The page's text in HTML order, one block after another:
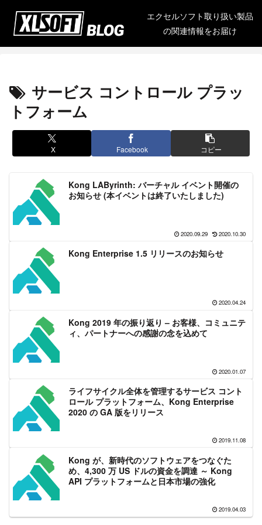
エクセルソフト取り扱い製品
の関連情報をお届け
サービス コントロール プラッ
トフォーム
X Facebook コピー
Kong LAByrinth: バーチャル イベント開催の
お知らせ (本イベントは終了いたしました)
2020.09.29 2020.10.30
Kong Enterprise 1.5 リリースのお知らせ
2020.04.24
Kong 2019 年の振り返り – お客様、コミュニテ
ィ、パートナーへの感謝の念を込めて
2020.01.07
ライフサイクル全体を管理するサービス コント
ロール プラットフォーム、Kong Enterprise
2020 の GA 版をリリース
2019.11.08
Kong が、新時代のソフトウェアをつなぐた
め、4,300 万 US ドルの資金を調達 ～ Kong
API プラットフォームと日本市場の強化
2019.04.03